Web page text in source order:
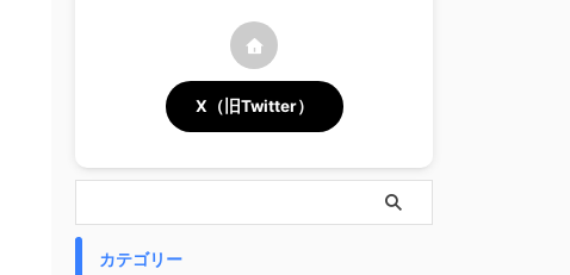
X（旧Twitter）
カテゴリー